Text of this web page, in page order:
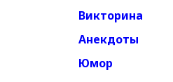
Викторина
Анекдоты
Юмор